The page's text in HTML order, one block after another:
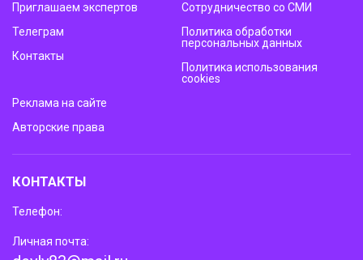
Приглашаем экспертов
Телеграм
Контакты
Сотрудничество со СМИ
Политика обработки
персональных данных
Политика использования
cookies
Реклама на сайте
Авторские права
КОНТАКТЫ
Телефон:
Личная почта: